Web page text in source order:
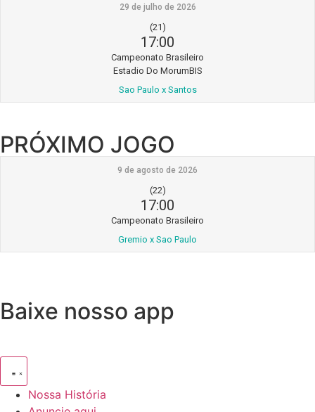
29 de julho de 2026
(21)
17:00
Campeonato Brasileiro
Estadio Do MorumBIS
Sao Paulo x Santos
PRÓXIMO JOGO
9 de agosto de 2026
(22)
17:00
Campeonato Brasileiro
Gremio x Sao Paulo
Baixe nosso app
Nossa História